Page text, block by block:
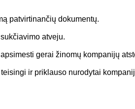
patvirtinančių dokumentų.
atveju.
gerai žinomų kompanijų
ir priklauso nurodytai